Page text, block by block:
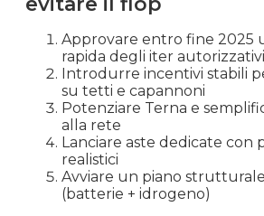
Approvare entro fine 2025
rapida degli iter autorizzativi
Introdurre incentivi stabili
su tetti e capannoni
Potenziare Terna e
alla rete
Lanciare aste dedicate con
realistici
Avviare un piano
(batterie + idrogeno)